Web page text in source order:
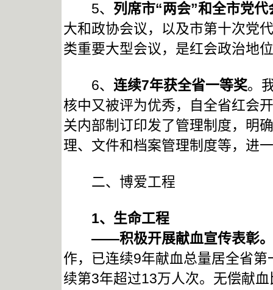
5、 列席市“两会”和全市党代
大和政协会议，以及市第十次党
类重要大型会议，是红会政治地
6、 连续7年获全省一等奖。
核中又被评为优秀，自全省红会
关内部制订印发了管理制度，明
理、文件和档案管理制度等，进
二、博爱工程
1、生命工程
——积极开展献血宣传表彰。
作，已连续9年献血总量居全省
续第3年超过13万人次。无偿献